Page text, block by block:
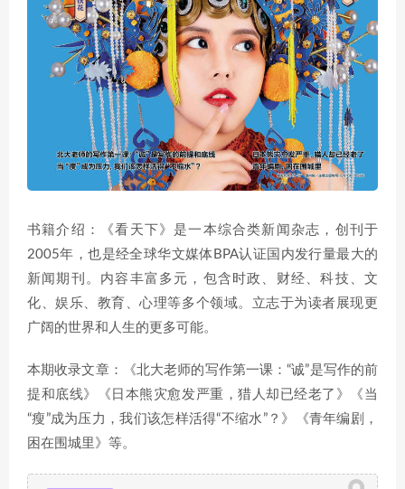
书籍介绍：《看天下》是一本综合类新闻杂志，创刊于
2005年，也是经全球华文媒体BPA认证国内发行量最大的
新闻期刊。内容丰富多元，包含时政、财经、科技、文
化、娱乐、教育、心理等多个领域。立志于为读者展现更
广阔的世界和人生的更多可能。
本期收录文章：《北大老师的写作第一课：“诚”是写作的前
提和底线》《日本熊灾愈发严重，猎人却已经老了》《当
“瘦”成为压力，我们该怎样活得“不缩水”？》《青年编剧，
困在围城里》等。